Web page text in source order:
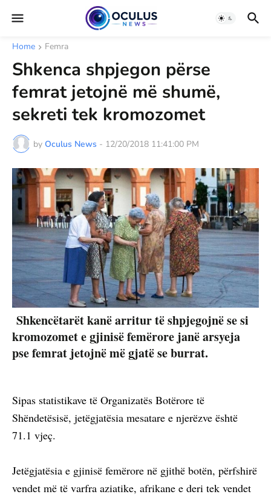
Home Femra
Shkenca shpjegon përse
femrat jetojnë më shumë,
sekreti tek kromozomet
by Oculus News - 12/20/2018 11:41:00 PM
Shkencëtarët kanë arritur të shpjegojnë se si
kromozomet e gjinisë femërore janë arsyeja
pse femrat jetojnë më gjatë se burrat.
Sipas statistikave të Organizatës Botërore të
Shëndetësisë, jetëgjatësia mesatare e njerëzve është
71.1 vjeç.
Jetëgjatësia e gjinisë femërore në gjithë botën, përfshirë
vendet më të varfra aziatike, afrikane e deri tek vendet